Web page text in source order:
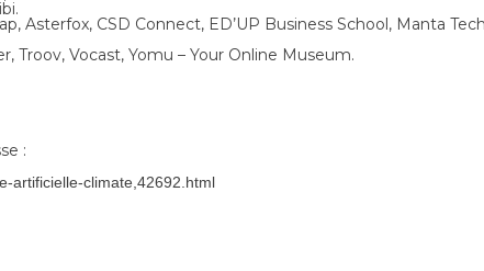
Asterfox, CSD Connect, ED’UP Business School, Manta
Troov, Vocast, Yomu – Your Online Museum.
:
artificielle-climate,42692.html